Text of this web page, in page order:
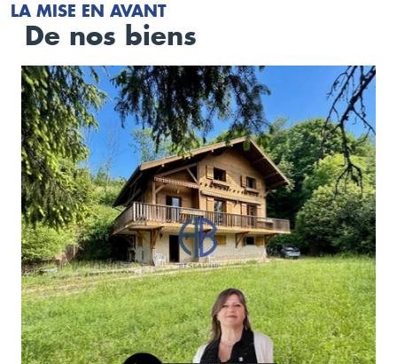
LA MISE EN AVANT
De nos biens